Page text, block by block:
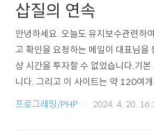
삽질의 연속
안녕하세요. 오늘도 유지보수관련하
고 확인을 요청하는 메일이 대표님을
상 시간을 투자할 수 없었습니다.기
니다. 그리고 이 사이트는 약 120여
된 모듈은 Entity Translation,
프로그래밍/PHP 2024. 4. 20.